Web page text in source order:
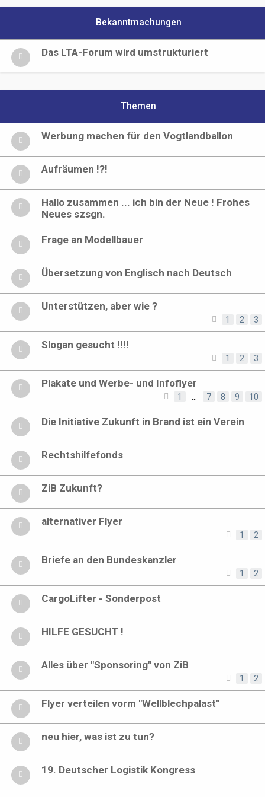
Bekanntmachungen
Das LTA-Forum wird umstrukturiert
Themen
Werbung machen für den Vogtlandballon
Aufräumen !?!
Hallo zusammen ... ich bin der Neue ! Frohes
Neues szsgn.
Frage an Modellbauer
Übersetzung von Englisch nach Deutsch
Unterstützen, aber wie ?
1 2 3
Slogan gesucht !!!!
1 2 3
Plakate und Werbe- und Infoflyer
1 7 8 9 10
Die Initiative Zukunft in Brand ist ein Verein
Rechtshilfefonds
ZiB Zukunft?
alternativer Flyer
1 2
Briefe an den Bundeskanzler
1 2
CargoLifter - Sonderpost
HILFE GESUCHT !
Alles über "Sponsoring" von ZiB
1 2
Flyer verteilen vorm "Wellblechpalast"
neu hier, was ist zu tun?
19. Deutscher Logistik Kongress